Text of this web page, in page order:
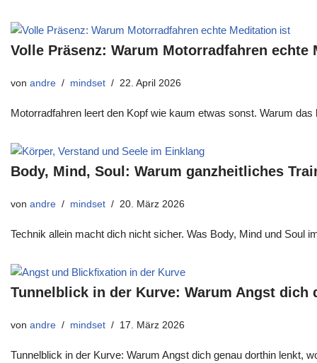
Volle Präsenz: Warum Motorradfahren echte
von andre mindset 22. April 2026
Motorradfahren leert den Kopf wie kaum etwas sonst. Warum
Body, Mind, Soul: Warum ganzheitliches
von andre mindset 20. März 2026
Technik allein macht dich nicht sicher. Was Body, Mind und Soul
Tunnelblick in der Kurve: Warum Angst dich
von andre mindset 17. März 2026
Tunnelblick in der Kurve: Warum Angst dich genau dorthin lenkt,